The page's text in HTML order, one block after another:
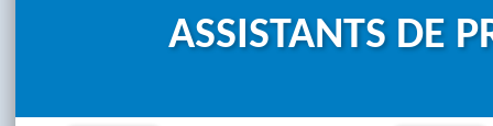
ASSISTANTS DE